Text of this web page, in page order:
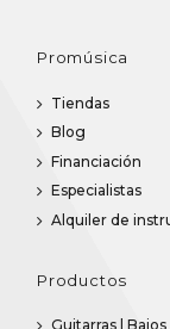
Promúsica
Tiendas
Blog
Financiación
Especialistas
Alquiler de
Productos
Guitarras | Bajos